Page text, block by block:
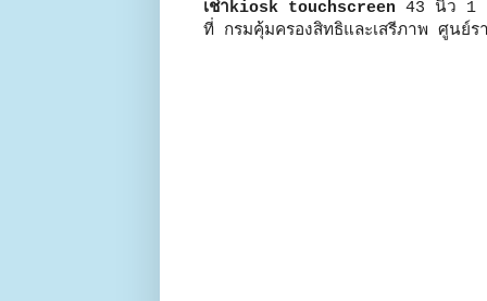
เช่าkiosk touchscreen 43 นิ้ว 1
ที่ กรมคุ้มครองสิทธิและเสรีภาพ ศูนย์ร